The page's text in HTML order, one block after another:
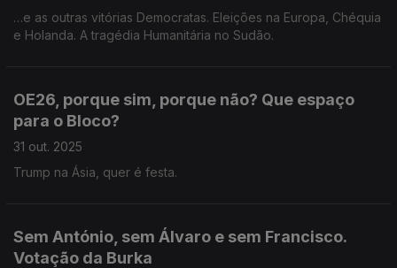
…e as outras vitórias Democratas. Eleições na Europa, Chéquia
e Holanda. A tragédia Humanitária no Sudão.
OE26, porque sim, porque não? Que espaço
para o Bloco?
31 out. 2025
Trump na Ásia, quer é festa.
Sem António, sem Álvaro e sem Francisco.
Votação da Burka